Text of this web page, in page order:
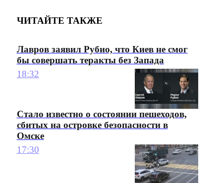
ЧИТАЙТЕ ТАКЖЕ
Лавров заявил Рубио, что Киев не смог
бы совершать теракты без Запада
18:32
Стало известно о состоянии пешеходов,
сбитых на островке безопасности в
Омске
17:30